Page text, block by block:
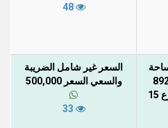
48
السعر غير شامل الضريبة
والسعي السعر 500,000